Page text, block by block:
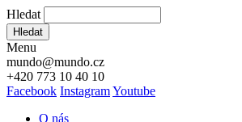
Hledat
Hledat
Menu
mundo@mundo.cz
+420 773 10 40 10
Facebook InstagramYoutube
O nás